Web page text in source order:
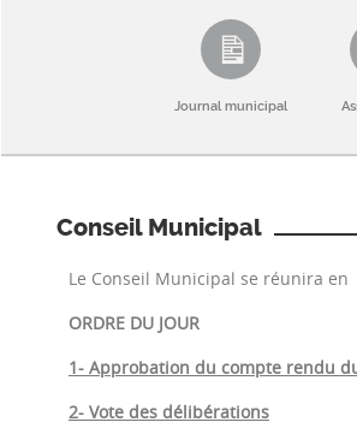
Journal municipal
Conseil Municipal
Le Conseil Municipal se réunira
ORDRE DU JOUR
1- Approbation du compte rendu
2- Vote des délibérations